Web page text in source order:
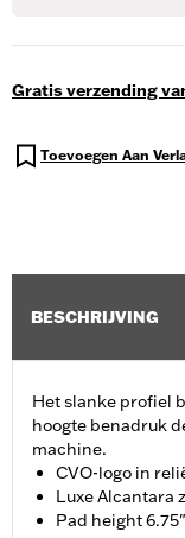
Gratis verzending
Toevoegen Aan
BESCHRIJVING
Het slanke profiel
hoogte benadruk
machine.
CVO-logo in
Luxe Alcantara
Pad height